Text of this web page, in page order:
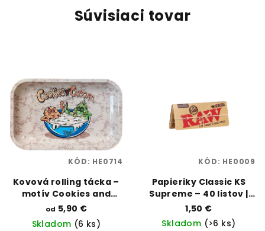
Súvisiaci tovar
Kovová rolling tácka –
motív Cookies and
Cream | Best Buds |
Vaporama
od 5,90 €
Skladom (6 ks)
KÓD: HE0714
Papieriky Classic KS
Supreme – 40 listov |
RAW | Vaporama
1,50 €
Skladom (>6 ks)
KÓD: HE0009